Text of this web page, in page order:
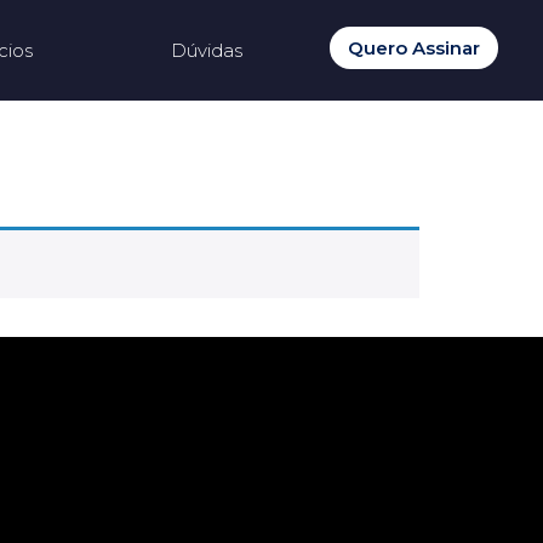
Dúvidas Quero Assinar